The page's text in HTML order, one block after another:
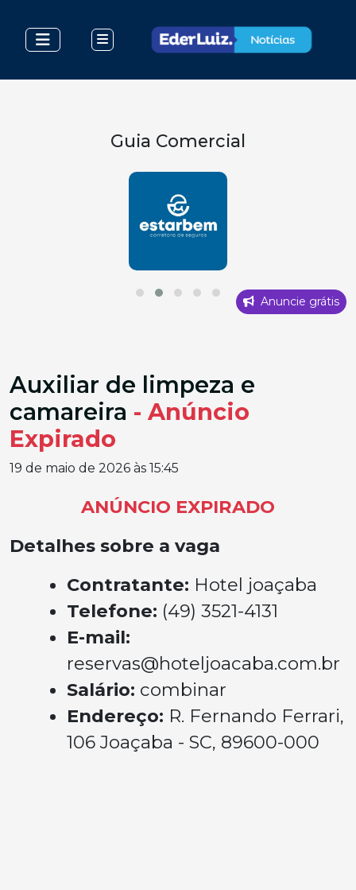
Guia Comercial
Anuncie grátis
Auxiliar de limpeza e
camareira - Anúncio
Expirado
19 de maio de 2026 às 15:45
ANÚNCIO EXPIRADO
Detalhes sobre a vaga
Contratante: Hotel joaçaba
Telefone: (49) 3521-4131
E-mail:
reservas@hoteljoacaba.com.br
Salário: combinar
Endereço: R. Fernando Ferrari,
106 Joaçaba - SC, 89600-000